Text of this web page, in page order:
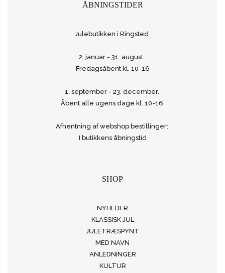
ÅBNINGSTIDER
Julebutikken i Ringsted
2. januar - 31. august.
Fredagsåbent kl. 10-16
1. september - 23. december.
Åbent alle ugens dage kl. 10-16
Afhentning af webshop bestillinger:
I butikkens åbningstid
SHOP
NYHEDER
KLASSISK JUL
JULETRÆSPYNT
MED NAVN
ANLEDNINGER
KULTUR